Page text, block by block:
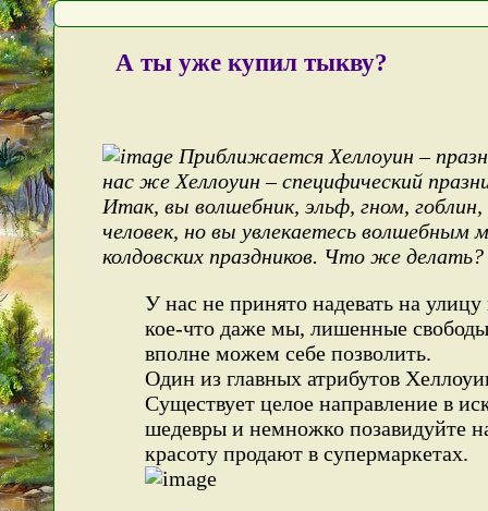
А ты уже купил тыкву?
Приближается Хеллоуин –
нас же Хеллоуин – специфический
Итак, вы волшебник, эльф, гном,
человек, но вы увлекаетесь
колдовских праздников. Что же делать?
У нас не принято надевать на
кое-что даже мы, лишенные
вполне можем себе позволить.
Один из главных атрибутов
Существует целое направление в
шедевры и немножко позавидуйте
красоту продают в супермаркетах.